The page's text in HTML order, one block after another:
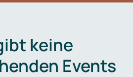
keine
Events